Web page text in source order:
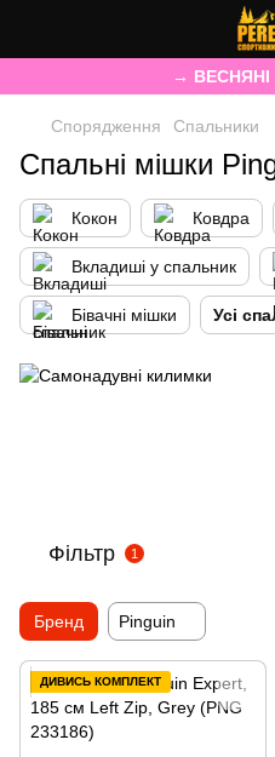
→
Спорядження Спальники
Спальні мішки
Кокон Ковдра
Вкладиші у спальник
Бівачні мішки Усі
Фільтр 1
Бренд Pinguin
ДИВИСЬ КОМПЛЕКТ